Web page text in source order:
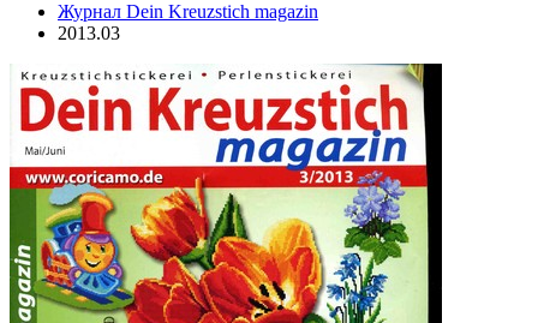
Журнал Dein Kreuzstich magazin
2013.03